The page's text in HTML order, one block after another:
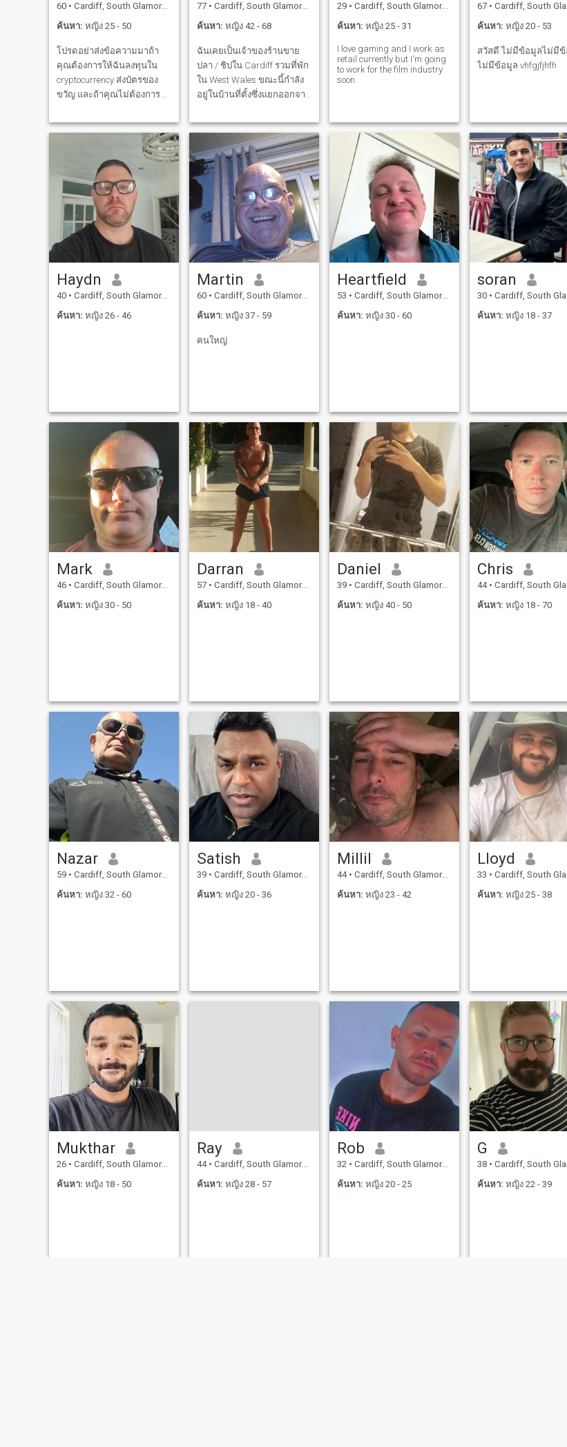
60 • Cardiff, South Glamorgan, อังกฤษ
ค้นหา: หญิง 25 - 50
โปรดอย่าส่งข้อความมาถ้า
คุณต้องการให้ฉันลงทุนใน
cryptocurrency ส่งบัตรของ
ขวัญ และถ้าคุณไม่ต้องการ
อาณาจักร ขอบใจ
77 • Cardiff, South Glamorgan, อังกฤษ
ค้นหา: หญิง 42 - 68
ฉันเคยเป็นเจ้าของร้านขาย
ปลา / ชิปใน Cardiff รวมที่พัก
ใน West Wales ขณะนี้กำลัง
อยู่ในบ้านที่ตั้งซึ่งแยกออกจาก
Cardiff ฉันได้ลงทุนอย่างดีใน
ตลาดค้าปลีกซึ่งฉันสนใจ
อย่างมาก
29 • Cardiff, South Glamorgan, อังกฤษ
ค้นหา: หญิง 25 - 31
I love gaming and I work as
retail currently but I'm going
to work for the film industry
soon.
67 • Cardiff, South Glamorgan,
ค้นหา: หญิง 20 - 53
สวัสดี ไม่มีข้อมูลไม่มี
ไม่มีข้อมูล vhfgjfjhfh
Haydn
40 • Cardiff, South Glamorgan, อังกฤษ
ค้นหา: หญิง 26 - 46
Martin
60 • Cardiff, South Glamorgan, อังกฤษ
ค้นหา: หญิง 37 - 59
คนใหญ่
Heartfield
53 • Cardiff, South Glamorgan, อังกฤษ
ค้นหา: หญิง 30 - 60
soran
30 • Cardiff, South Glamorgan,
ค้นหา: หญิง 18 - 37
Mark
46 • Cardiff, South Glamorgan, อังกฤษ
ค้นหา: หญิง 30 - 50
Darran
57 • Cardiff, South Glamorgan, อังกฤษ
ค้นหา: หญิง 18 - 40
Daniel
39 • Cardiff, South Glamorgan, อังกฤษ
ค้นหา: หญิง 40 - 50
Chris
44 • Cardiff, South Glamorgan,
ค้นหา: หญิง 18 - 70
Nazar
59 • Cardiff, South Glamorgan, อังกฤษ
ค้นหา: หญิง 32 - 60
Satish
39 • Cardiff, South Glamorgan, อังกฤษ
ค้นหา: หญิง 20 - 36
Millil
44 • Cardiff, South Glamorgan, อังกฤษ
ค้นหา: หญิง 23 - 42
Lloyd
33 • Cardiff, South Glamorgan,
ค้นหา: หญิง 25 - 38
Mukthar
26 • Cardiff, South Glamorgan, อังกฤษ
ค้นหา: หญิง 18 - 50
Ray
44 • Cardiff, South Glamorgan, อังกฤษ
ค้นหา: หญิง 28 - 57
Rob
32 • Cardiff, South Glamorgan, อังกฤษ
ค้นหา: หญิง 20 - 25
G
38 • Cardiff, South Glamorgan,
ค้นหา: หญิง 22 - 39